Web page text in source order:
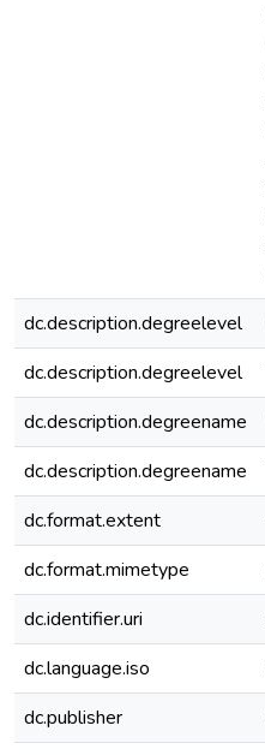
dc.description.degreelevel
dc.description.degreelevel
dc.description.degreename
dc.description.degreename
dc.format.extent
dc.format.mimetype
dc.identifier.uri
dc.language.iso
dc.publisher